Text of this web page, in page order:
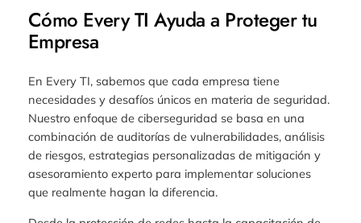
Cómo Every TI Ayuda a Proteger tu
Empresa
En Every TI, sabemos que cada empresa tiene
necesidades y desafíos únicos en materia de seguridad.
Nuestro enfoque de ciberseguridad se basa en una
combinación de auditorías de vulnerabilidades, análisis
de riesgos, estrategias personalizadas de mitigación y
asesoramiento experto para implementar soluciones
que realmente hagan la diferencia.